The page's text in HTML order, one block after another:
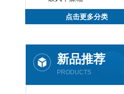
点击更多分类
新品推荐
PRODUCTS